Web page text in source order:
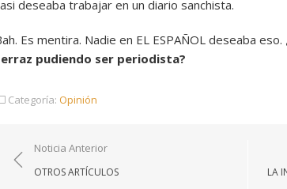
deseaba trabajar en un diario sanchista.
Es mentira. Nadie en EL ESPAÑOL deseaba eso.
pudiendo ser periodista?
Categoría: Opinión
Navegación
de
Noticia Anterior
OTROS ARTÍCULOS
LA